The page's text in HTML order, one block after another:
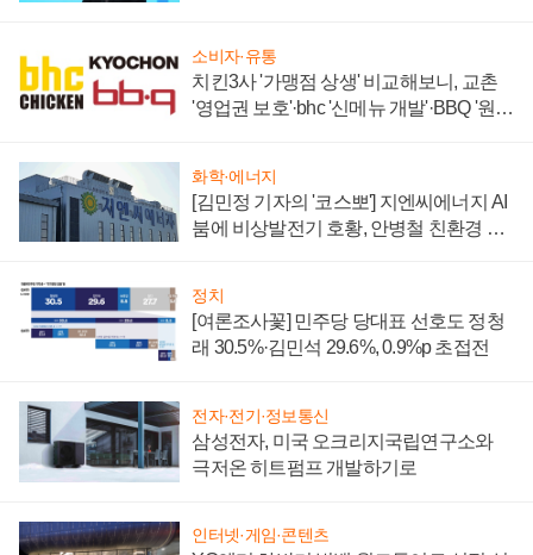
소비자·유통
치킨3사 '가맹점 상생' 비교해보니, 교촌
'영업권 보호'·bhc '신메뉴 개발'·BBQ '원가
화학·에너지
[김민정 기자의 '코스뽀'] 지엔씨에너지 AI
붐에 비상발전기 호황, 안병철 친환경 에
정치
[여론조사꽃] 민주당 당대표 선호도 정청
래 30.5%·김민석 29.6%, 0.9%p 초접전
전자·전기·정보통신
삼성전자, 미국 오크리지국립연구소와
극저온 히트펌프 개발하기로
인터넷·게임·콘텐츠